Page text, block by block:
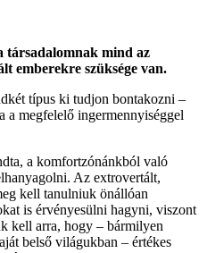
társadalomnak mind az
emberekre szüksége van.
típus ki tudjon bontakozni –
a megfelelő ingermennyiséggel
a komfortzónánkból való
Az extrovertált,
kell tanulniuk önállóan
is érvényesülni hagyni, viszont
kell arra, hogy – bármilyen
belső világukban – értékes